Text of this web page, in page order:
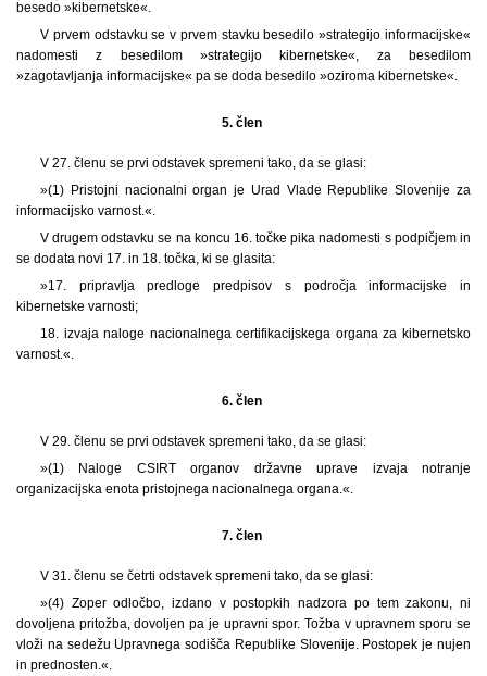
besedo »kibernetske«.
V prvem odstavku se v prvem stavku besedilo »strategijo informacijske«
nadomesti z besedilom »strategijo kibernetske«, za besedilom
»zagotavljanja informacijske« pa se doda besedilo »oziroma kibernetske«.
5. člen
V 27. členu se prvi odstavek spremeni tako, da se glasi:
»(1) Pristojni nacionalni organ je Urad Vlade Republike Slovenije za
informacijsko varnost.«.
V drugem odstavku se na koncu 16. točke pika nadomesti s podpičjem in
se dodata novi 17. in 18. točka, ki se glasita:
»17. pripravlja predloge predpisov s področja informacijske in
kibernetske varnosti;
18. izvaja naloge nacionalnega certifikacijskega organa za kibernetsko
varnost.«.
6. člen
V 29. členu se prvi odstavek spremeni tako, da se glasi:
»(1) Naloge CSIRT organov državne uprave izvaja notranje
organizacijska enota pristojnega nacionalnega organa.«.
7. člen
V 31. členu se četrti odstavek spremeni tako, da se glasi:
»(4) Zoper odločbo, izdano v postopkih nadzora po tem zakonu, ni
dovoljena pritožba, dovoljen pa je upravni spor. Tožba v upravnem sporu se
vloži na sedežu Upravnega sodišča Republike Slovenije. Postopek je nujen
in prednosten.«.